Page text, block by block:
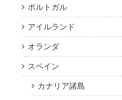
ポルトガル
アイルランド
オランダ
スペイン
カナリア諸島